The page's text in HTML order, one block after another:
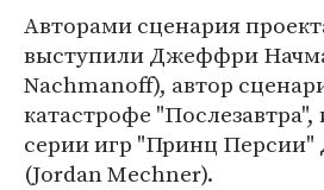
Авторами сценария
выступили Джеффри
Nachmanoff), автор
катастрофе "Послезавтра",
серии игр "Принц
(Jordan Mechner).